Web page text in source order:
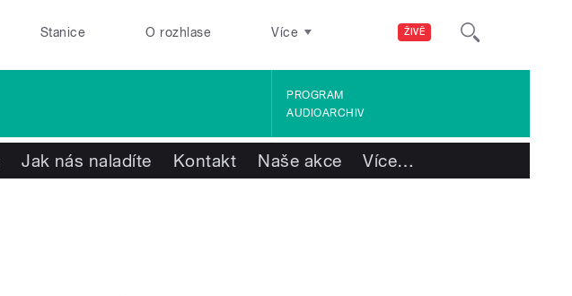
ŽIVĚ
Stanice O rozhlase Více
PROGRAM
AUDIOARCHIV
Jak nás naladíte Kontakt Naše akce Více…